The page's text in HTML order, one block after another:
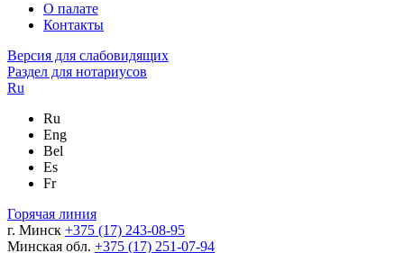
О палате
Контакты
Версия для слабовидящих
Раздел для нотариусов
Ru
Ru
Eng
Bel
Es
Fr
Горячая линия
г. Минск +375 (17) 243-08-95
Минская обл. +375 (17) 251-07-94